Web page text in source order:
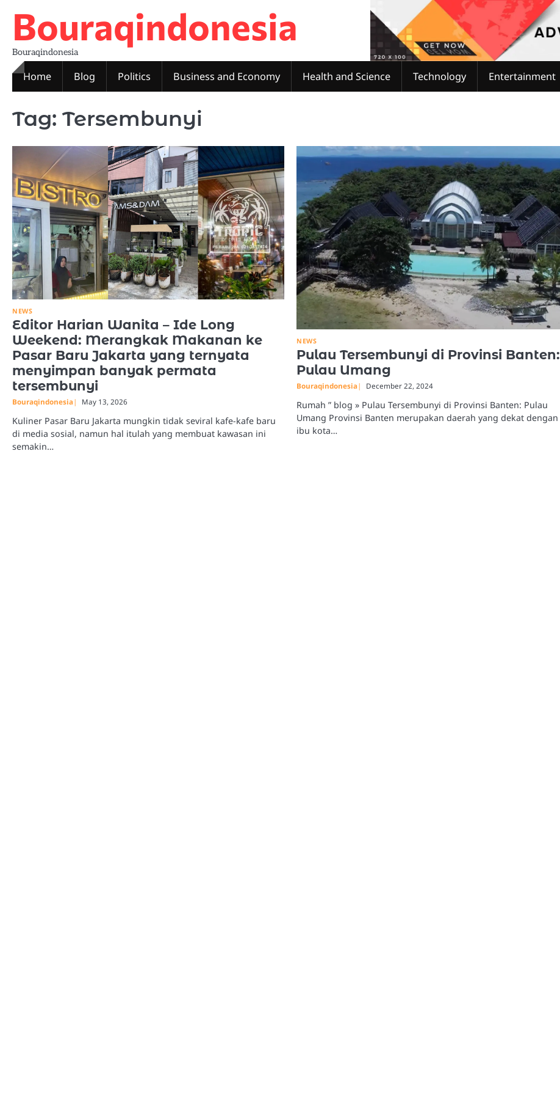
content
Bouraqindonesia
Bouraqindonesia
Home Blog Politics Business and Economy Health and Science Technology Entertainment
Tag: Tersembunyi
NEWS
Editor Harian Wanita – Ide Long
Weekend: Merangkak Makanan ke
Pasar Baru Jakarta yang ternyata
menyimpan banyak permata
tersembunyi
Bouraqindonesia May 13, 2026
Kuliner Pasar Baru Jakarta mungkin tidak seviral kafe-kafe baru
di media sosial, namun hal itulah yang membuat kawasan ini
semakin…
NEWS
Pulau Tersembunyi di Provinsi Banten:
Pulau Umang
Bouraqindonesia December 22, 2024
Rumah ” blog » Pulau Tersembunyi di Provinsi Banten: Pulau
Umang Provinsi Banten merupakan daerah yang dekat dengan
ibu kota…